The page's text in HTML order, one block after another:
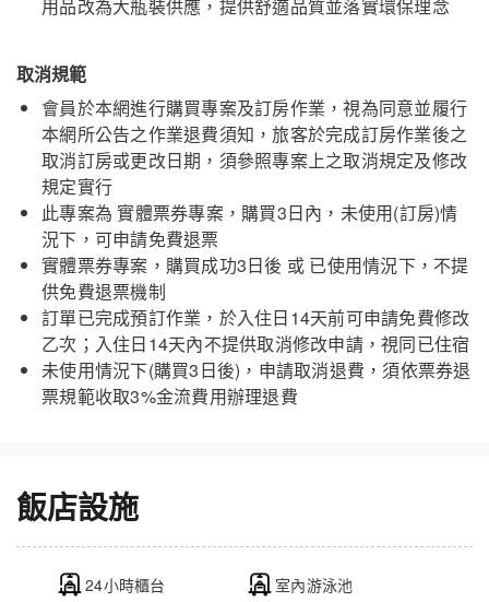
用品改為大瓶裝供應，提供舒適品質並落實環保理念
取消規範
會員於本網進行購買專案及訂房作業，視為同意並履行
本網所公告之作業退費須知，旅客於完成訂房作業後之
取消訂房或更改日期，須參照專案上之取消規定及修改
規定實行
此專案為 實體票券專案，購買3日內，未使用(訂房)情
況下，可申請免費退票
實體票券專案，購買成功3日後 或 已使用情況下，不提
供免費退票機制
訂單已完成預訂作業，於入住日14天前可申請免費修改
乙次；入住日14天內不提供取消修改申請，視同已住宿
未使用情況下(購買3日後)，申請取消退費，須依票券退
票規範收取3%金流費用辦理退費
飯店設施
24小時櫃台
室內游泳池
嘉義福容voco酒店 關閉